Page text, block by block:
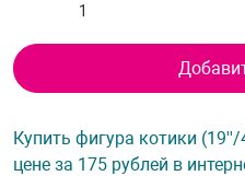
Купить фигура котики
цене за 175 рублей в